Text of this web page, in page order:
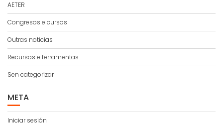
AETER
Congresos e cursos
Outras noticias
Recursos e ferramentas
Sen categorizar
META
Iniciar sesión